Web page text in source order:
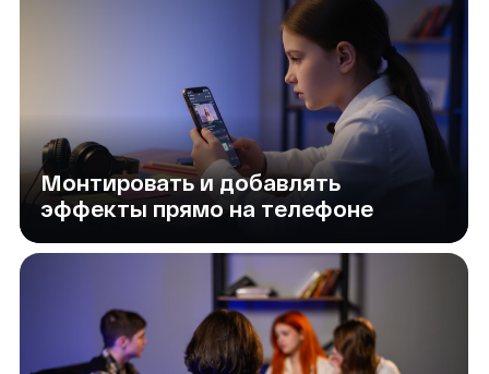
В итоге снимут собственный
Говорить в кадре и учиться